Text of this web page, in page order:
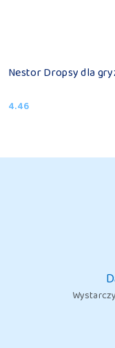
Nestor Dropsy dla
Cena:
4.46